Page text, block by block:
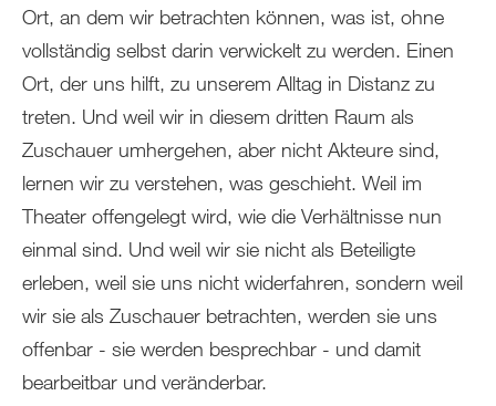
Ort, an dem wir betrachten können, was ist, ohne
vollständig selbst darin verwickelt zu werden. Einen
Ort, der uns hilft, zu unserem Alltag in Distanz zu
treten. Und weil wir in diesem dritten Raum als
Zuschauer umhergehen, aber nicht Akteure sind,
lernen wir zu verstehen, was geschieht. Weil im
Theater offengelegt wird, wie die Verhältnisse nun
einmal sind. Und weil wir sie nicht als Beteiligte
erleben, weil sie uns nicht widerfahren, sondern weil
wir sie als Zuschauer betrachten, werden sie uns
offenbar - sie werden besprechbar - und damit
bearbeitbar und veränderbar.